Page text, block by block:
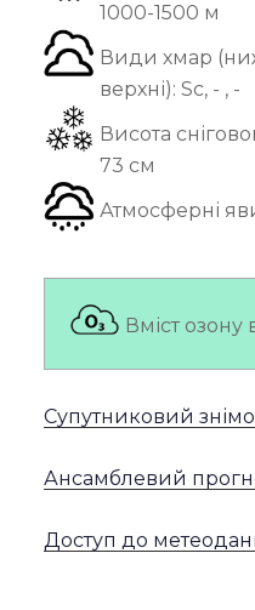
1000-1500 м
Види хмар
верхні): Sc, - , -
Висота
73 см
Атмосферні
Вміст озону
Супутниковий
Ансамблевий
Доступ до